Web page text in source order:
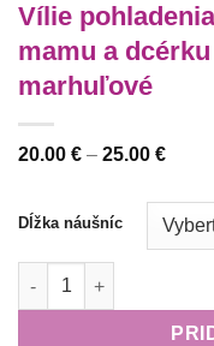
Vílie
mamu a
marhuľové
20.00 € – 25.00 €Price
Dĺžka náušníc
množstvo Vílie